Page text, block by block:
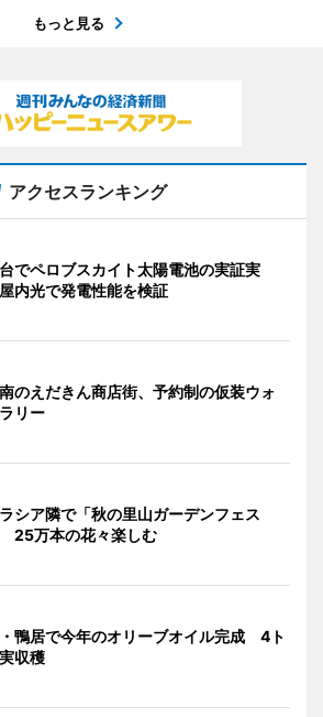
もっと見る
アクセスランキング
でペロブスカイト太陽電池の実証実
内光で発電性能を検証
のえだきん商店街、予約制の仮装ウォ
リー
シア隣で「秋の里山ガーデンフェス
25万本の花々楽しむ
鴨居で今年のオリーブオイル完成 4ト
収穫